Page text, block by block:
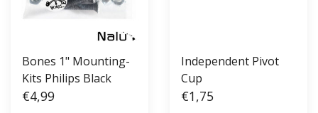
Bones 1" Mounting-
Kits Philips Black
€4,99
Independent Pivot
Cup
€1,75